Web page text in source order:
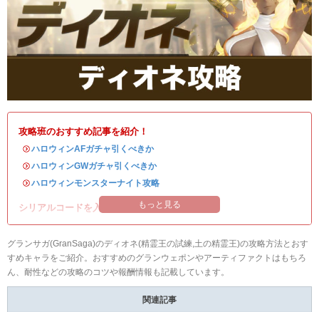
攻略班のおすすめ記事を紹介！
・ハロウィンAFガチャ引くべきか
・ハロウィンGWガチャ引くべきか
・ハロウィンモンスターナイト攻略
シリアルコードを入れて豪華アイテムを入手！
もっと見る
グランサガ(GranSaga)のディオネ(精霊王の試練,土の精霊王)の攻略方法とおす
すめキャラをご紹介。おすすめのグランウェポンやアーティファクトはもちろ
ん、耐性などの攻略のコツや報酬情報も記載しています。
関連記事